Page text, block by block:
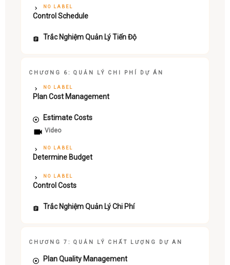
NO LABEL
Control Schedule
Trắc Nghiệm Quản Lý Tiến Độ
CHƯƠNG 6: QUẢN LÝ CHI PHÍ DỰ ÁN
NO LABEL
Plan Cost Management
Estimate Costs
Video
NO LABEL
Determine Budget
NO LABEL
Control Costs
Trắc Nghiệm Quản Lý Chi Phí
CHƯƠNG 7: QUẢN LÝ CHẤT LƯỢNG DỰ AN
Plan Quality Management